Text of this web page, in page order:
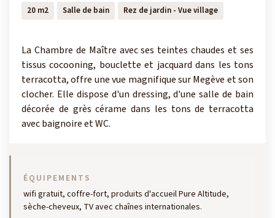
20 m2 Salle de bain Rez de jardin - Vue village
La Chambre de Maître avec ses teintes chaudes et ses
tissus cocooning, bouclette et jacquard dans les tons
terracotta, offre une vue magnifique sur Megève et son
clocher. Elle dispose d'un dressing, d'une salle de bain
décorée de grès cérame dans les tons de terracotta
avec baignoire et WC.
ÉQUIPEMENTS
wifi gratuit, coffre-fort, produits d'accueil Pure Altitude,
sèche-cheveux, TV avec chaînes internationales.